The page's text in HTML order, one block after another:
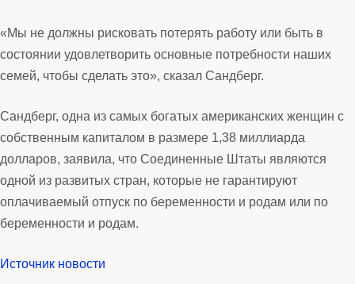
«Мы не должны рисковать потерять работу или быть в
состоянии удовлетворить основные потребности наших
семей, чтобы сделать это», сказал Сандберг.
Сандберг, одна из самых богатых американских женщин с
собственным капиталом в размере 1,38 миллиарда
долларов, заявила, что Соединенные Штаты являются
одной из развитых стран, которые не гарантируют
оплачиваемый отпуск по беременности и родам или по
беременности и родам.
Источник новости